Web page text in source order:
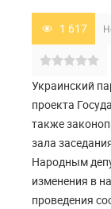
1 617
Украинский
проекта
также
зала
Народным
изменения в
проведения